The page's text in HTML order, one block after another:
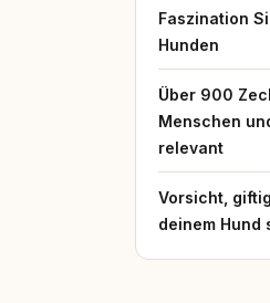
Faszination
Hunden
Über 900
Menschen
relevant
Vorsicht,
deinem Hund